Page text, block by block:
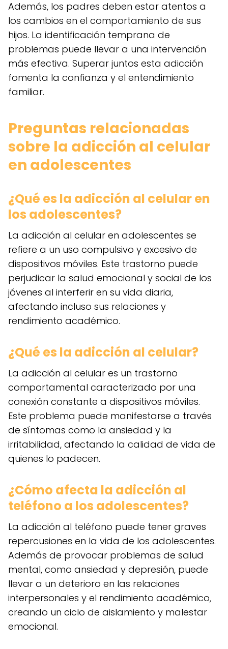
Además, los padres deben estar atentos a
los cambios en el comportamiento de sus
hijos. La identificación temprana de
problemas puede llevar a una intervención
más efectiva. Superar juntos esta adicción
fomenta la confianza y el entendimiento
familiar.
Preguntas relacionadas
sobre la adicción al celular
en adolescentes
¿Qué es la adicción al celular en
los adolescentes?
La adicción al celular en adolescentes se
refiere a un uso compulsivo y excesivo de
dispositivos móviles. Este trastorno puede
perjudicar la salud emocional y social de los
jóvenes al interferir en su vida diaria,
afectando incluso sus relaciones y
rendimiento académico.
¿Qué es la adicción al celular?
La adicción al celular es un trastorno
comportamental caracterizado por una
conexión constante a dispositivos móviles.
Este problema puede manifestarse a través
de síntomas como la ansiedad y la
irritabilidad, afectando la calidad de vida de
quienes lo padecen.
¿Cómo afecta la adicción al
teléfono a los adolescentes?
La adicción al teléfono puede tener graves
repercusiones en la vida de los adolescentes.
Además de provocar problemas de salud
mental, como ansiedad y depresión, puede
llevar a un deterioro en las relaciones
interpersonales y el rendimiento académico,
creando un ciclo de aislamiento y malestar
emocional.